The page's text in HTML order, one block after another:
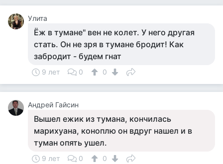
Улита
Ёж в тумане" вен не колет. У него другая
стать. Он не зря в тумане бродит! Как
забродит - будем гнат
9 лет 0 0
Андрей Гайсин
Вышел ежик из тумана, кончилась
марихуана, коноплю он вдруг нашел и в
туман опять ушел.
9 лет 0 0